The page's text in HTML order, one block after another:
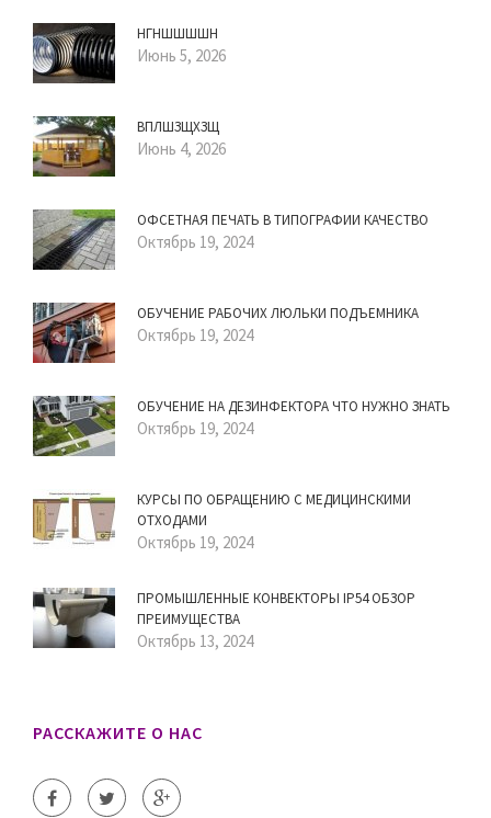
НГНШШШШН
Июнь 5, 2026
ВПЛШЗЩХЗЩ
Июнь 4, 2026
ОФСЕТНАЯ ПЕЧАТЬ В ТИПОГРАФИИ КАЧЕСТВО
Октябрь 19, 2024
ОБУЧЕНИЕ РАБОЧИХ ЛЮЛЬКИ ПОДЪЕМНИКА
Октябрь 19, 2024
ОБУЧЕНИЕ НА ДЕЗИНФЕКТОРА ЧТО НУЖНО ЗНАТЬ
Октябрь 19, 2024
КУРСЫ ПО ОБРАЩЕНИЮ С МЕДИЦИНСКИМИ
ОТХОДАМИ
Октябрь 19, 2024
ПРОМЫШЛЕННЫЕ КОНВЕКТОРЫ IP54 ОБЗОР
ПРЕИМУЩЕСТВА
Октябрь 13, 2024
РАССКАЖИТЕ О НАС